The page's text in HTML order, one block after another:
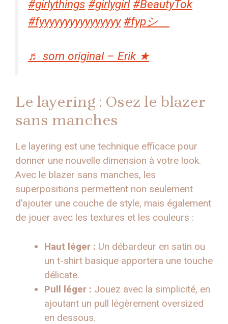
#girlythings #girlygirl #BeautyTok
#fyyyyyyyyyyyyyyyy #fypシ゚
♬ som original – Erik ★
Le layering : Osez le blazer
sans manches
Le layering est une technique efficace pour
donner une nouvelle dimension à votre look.
Avec le blazer sans manches, les
superpositions permettent non seulement
d’ajouter une couche de style, mais également
de jouer avec les textures et les couleurs :
Haut léger : Un débardeur en satin ou
un t-shirt basique apportera une touche
délicate.
Pull léger : Jouez avec la simplicité, en
ajoutant un pull légèrement oversized
en dessous.